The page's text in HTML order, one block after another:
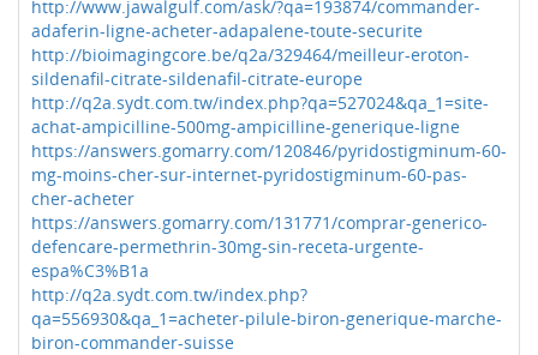
http://www.jawalgulf.com/ask/?qa=193874/commander-
adaferin-ligne-acheter-adapalene-toute-securite
http://bioimagingcore.be/q2a/329464/meilleur-eroton-
sildenafil-citrate-sildenafil-citrate-europe
http://q2a.sydt.com.tw/index.php?qa=527024&qa_1=site-
achat-ampicilline-500mg-ampicilline-generique-ligne
https://answers.gomarry.com/120846/pyridostigminum-60-
mg-moins-cher-sur-internet-pyridostigminum-60-pas-
cher-acheter
https://answers.gomarry.com/131771/comprar-generico-
defencare-permethrin-30mg-sin-receta-urgente-
espa%C3%B1a
http://q2a.sydt.com.tw/index.php?
qa=556930&qa_1=acheter-pilule-biron-generique-marche-
biron-commander-suisse